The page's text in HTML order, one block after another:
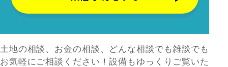
土地の相談、お金の相談、どんな相談でも雑談でも
お気軽にご相談ください！設備もゆっくりご覧いた